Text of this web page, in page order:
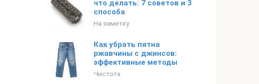
что делать: 7 советов и 3
способа
На заметку
Как убрать пятна
ржавчины с джинсов:
эффективные методы
Чистота